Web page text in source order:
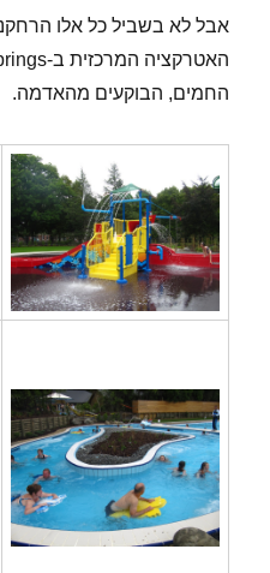
אבל לא בשביל כל אלו
החמים, הבוקעים מהאדמה.